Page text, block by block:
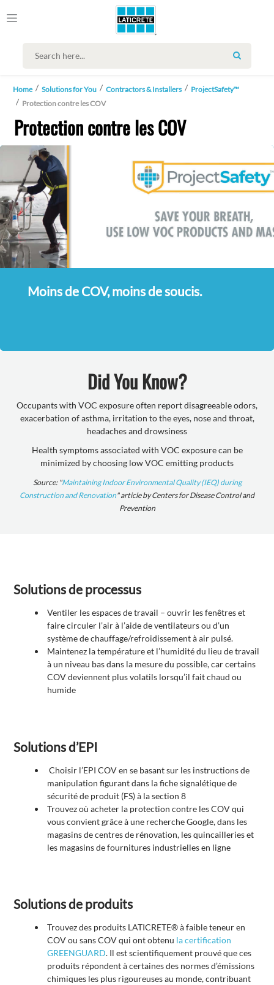
SEARCH
Home Solutions for You Contractors & Installers
ProjectSafety™
Protection contre les COV
Protection contre les COV
Moins de COV, moins de soucis.
Did You Know?
Occupants with VOC exposure often report disagreeable odors,
exacerbation of asthma, irritation to the eyes, nose and throat,
headaches and drowsiness
Health symptoms associated with VOC exposure can be
minimized by choosing low VOC emitting products
Source: "Maintaining Indoor Environmental Quality (IEQ) during
Construction and Renovation" article by Centers for Disease Control and
Prevention
Solutions de processus
Ventiler les espaces de travail – ouvrir les fenêtres et
faire circuler l’air à l’aide de ventilateurs ou d’un
système de chauffage/refroidissement à air pulsé.
Maintenez la température et l’humidité du lieu de travail
à un niveau bas dans la mesure du possible, car certains
COV deviennent plus volatils lorsqu’il fait chaud ou
humide
Solutions d’EPI
Choisir l’EPI COV en se basant sur les instructions de
manipulation figurant dans la fiche signalétique de
sécurité de produit (FS) à la section 8
Trouvez où acheter la protection contre les COV qui
vous convient grâce à une recherche Google, dans les
magasins de centres de rénovation, les quincailleries et
les magasins de fournitures industrielles en ligne
Solutions de produits
Trouvez des produits LATICRETE® à faible teneur en
COV ou sans COV qui ont obtenu la certification
GREENGUARD. Il est scientifiquement prouvé que ces
produits répondent à certaines des normes d’émissions
chimiques les plus rigoureuses au monde, contribuant